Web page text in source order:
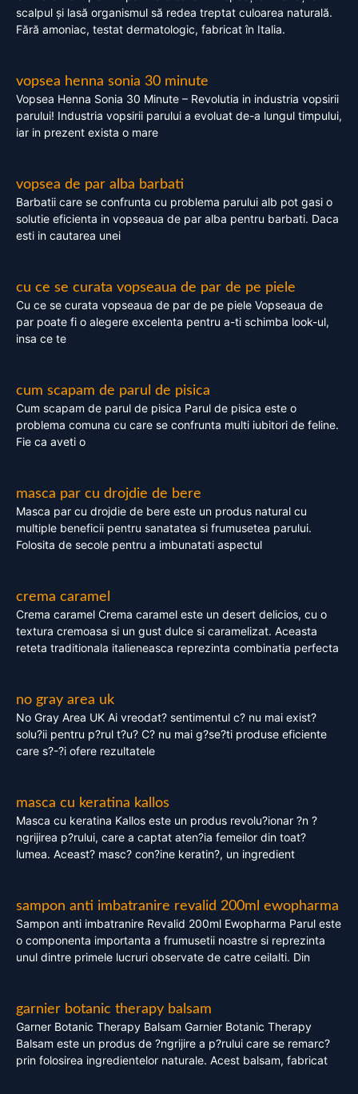
scalpul și lasă organismul să redea treptat culoarea naturală.
Fără amoniac, testat dermatologic, fabricat în Italia.
vopsea henna sonia 30 minute
Vopsea Henna Sonia 30 Minute – Revolutia in industria vopsirii
parului! Industria vopsirii parului a evoluat de-a lungul timpului,
iar in prezent exista o mare
vopsea de par alba barbati
Barbatii care se confrunta cu problema parului alb pot gasi o
solutie eficienta in vopseaua de par alba pentru barbati. Daca
esti in cautarea unei
cu ce se curata vopseaua de par de pe piele
Cu ce se curata vopseaua de par de pe piele Vopseaua de
par poate fi o alegere excelenta pentru a-ti schimba look-ul,
insa ce te
cum scapam de parul de pisica
Cum scapam de parul de pisica Parul de pisica este o
problema comuna cu care se confrunta multi iubitori de feline.
Fie ca aveti o
masca par cu drojdie de bere
Masca par cu drojdie de bere este un produs natural cu
multiple beneficii pentru sanatatea si frumusetea parului.
Folosita de secole pentru a imbunatati aspectul
crema caramel
Crema caramel Crema caramel este un desert delicios, cu o
textura cremoasa si un gust dulce si caramelizat. Aceasta
reteta traditionala italieneasca reprezinta combinatia perfecta
no gray area uk
No Gray Area UK Ai vreodat? sentimentul c? nu mai exist?
solu?ii pentru p?rul t?u? C? nu mai g?se?ti produse eficiente
care s?-?i ofere rezultatele
masca cu keratina kallos
Masca cu keratina Kallos este un produs revolu?ionar ?n ?
ngrijirea p?rului, care a captat aten?ia femeilor din toat?
lumea. Aceast? masc? con?ine keratin?, un ingredient
sampon anti imbatranire revalid 200ml ewopharma
Sampon anti imbatranire Revalid 200ml Ewopharma Parul este
o componenta importanta a frumusetii noastre si reprezinta
unul dintre primele lucruri observate de catre ceilalti. Din
garnier botanic therapy balsam
Garner Botanic Therapy Balsam Garnier Botanic Therapy
Balsam este un produs de ?ngrijire a p?rului care se remarc?
prin folosirea ingredientelor naturale. Acest balsam, fabricat